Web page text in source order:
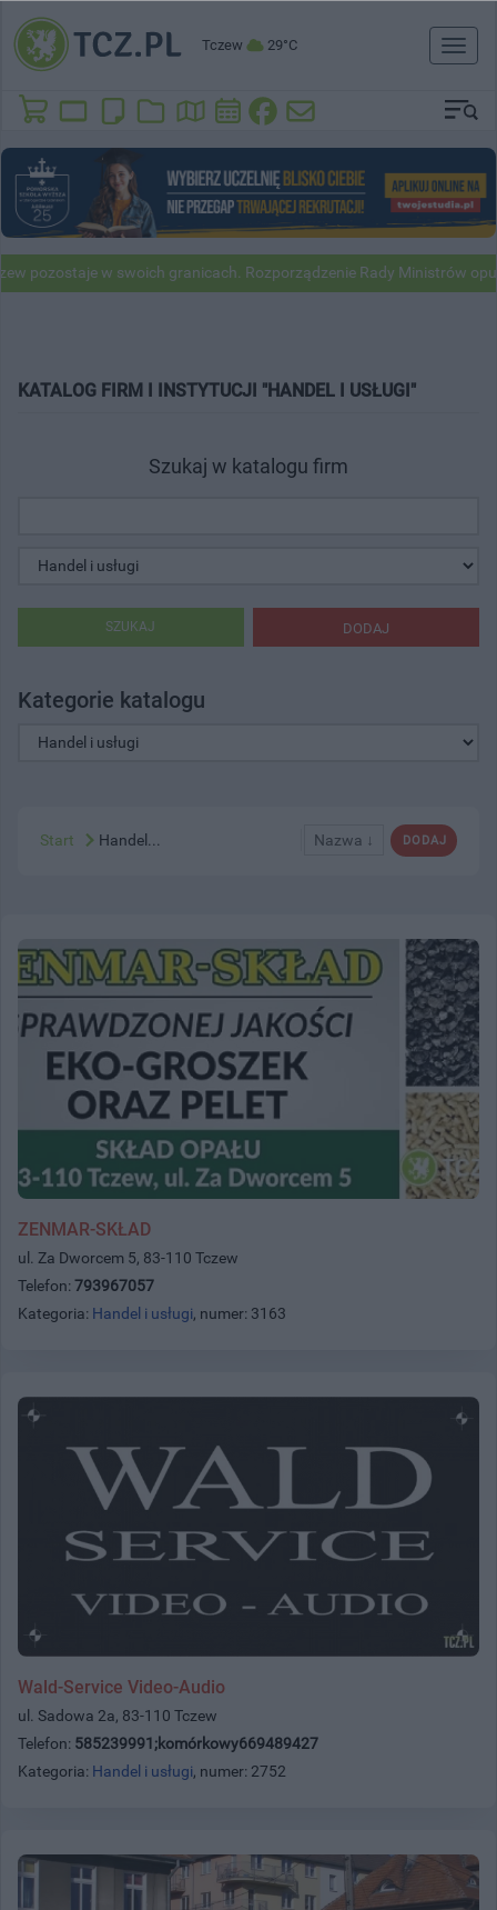
Tczew 29°C
Toggle
w swoich granicach. Rozporządzenie Rady Ministrów
KATALOG FIRM I INSTYTUCJI "HANDEL I USŁUGI"
Szukaj w katalogu firm
DODAJ
SZUKAJ
Kategorie katalogu
DODAJ
Nazwa ↓
Start Handel...
ZENMAR-SKŁAD
ul. Za Dworcem 5, 83-110 Tczew
Telefon: 793967057
Kategoria: Handel i usługi, numer: 3163
Wald-Service Video-Audio
ul. Sadowa 2a, 83-110 Tczew
Telefon: 585239991;komórkowy669489427
Kategoria: Handel i usługi, numer: 2752